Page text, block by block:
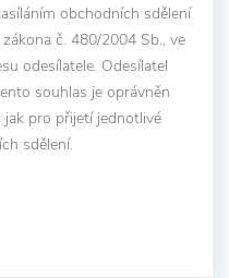
obchodních sdělení
č. 480/2004 Sb., ve
odesílatele. Odesílatel
souhlas je oprávněn
pro přijetí jednotlivé
sdělení.